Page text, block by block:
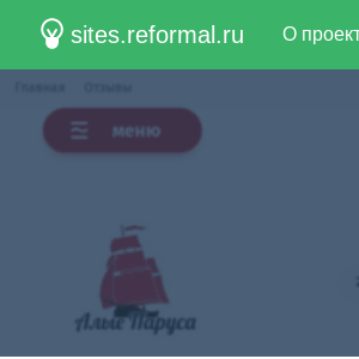
sites.reformal.ru О